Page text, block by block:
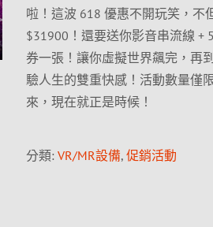
啦！這波 618 優惠不開玩笑，不
$31900！還要送你影音串流線 +
券一張！讓你虛擬世界飆完，再
驗人生的雙重快感！活動數量僅
來，現在就正是時候！
分類: VR/MR設備, 促銷活動